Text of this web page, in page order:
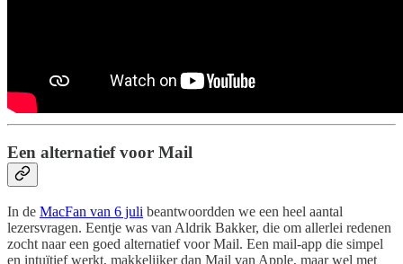
Een alternatief voor Mail
In de MacFan van 6 juli beantwoordden we een heel aantal
lezersvragen. Eentje was van Aldrik Bakker, die om allerlei redenen
zocht naar een goed alternatief voor Mail. Een mail-app die simpel
en intuïtief werkt, makkelijker dan Mail van Apple, maar wel met